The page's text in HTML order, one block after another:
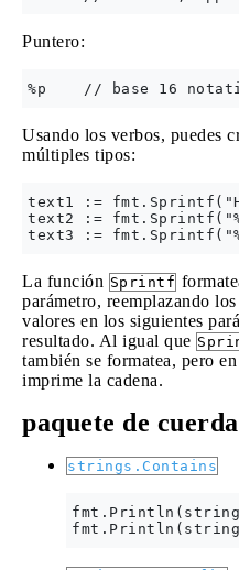
Puntero:
Usando los verbos, puedes
múltiples tipos:
text1 :=
text2 :=
La función Sprintf
parámetro, reemplazando
valores en los siguientes
resultado. Al igual que
también se formatea, pero
imprime la cadena.
paquete de
strings.Contains